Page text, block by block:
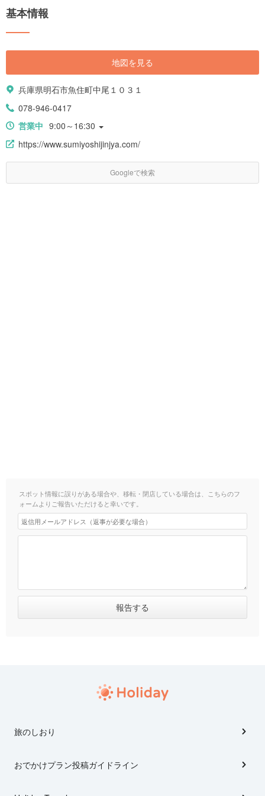
基本情報
地図を見る
兵庫県明石市魚住町中尾１０３１
078-946-0417
営業中 9:00～16:30
https://www.sumiyoshijinjya.com/
Googleで検索
スポット情報に誤りがある場合や、移転・閉店している場合は、こちらのフ
ォームよりご報告いただけると幸いです。
旅のしおり
おでかけプラン投稿ガイドライン